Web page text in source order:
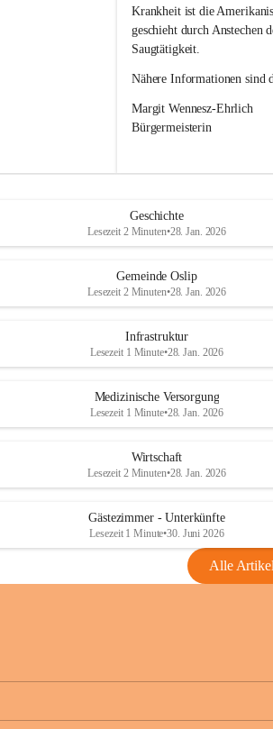
Krankheit ist die
geschieht durch Anstechen
Saugtätigkeit.
Nähere Informationen sind
Margit Wennesz-Ehrlich
Bürgermeisterin
Geschichte
Lesezeit 2 Minuten•28. Jan. 2026
Gemeinde Oslip
Lesezeit 2 Minuten•28. Jan. 2026
Infrastruktur
Lesezeit 1 Minute•28. Jan. 2026
Medizinische Versorgung
Lesezeit 1 Minute•28. Jan. 2026
Wirtschaft
Lesezeit 2 Minuten•28. Jan. 2026
Gästezimmer - Unterkünfte
Lesezeit 1 Minute•30. Juni 2026
Alle